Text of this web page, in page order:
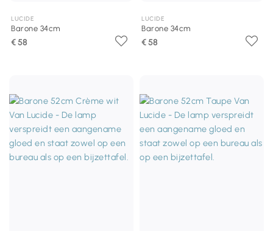
LUCIDE
Barone 34cm
€ 58
LUCIDE
Barone 34cm
€ 58